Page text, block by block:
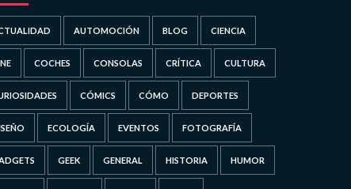
AUTOMOCIÓN BLOG CIENCIA
COCHES CONSOLAS CRÍTICA CULTURA
CÓMICS CÓMO DEPORTES
ECOLOGÍA EVENTOS FOTOGRAFÍA
GEEK GENERAL HISTORIA HUMOR